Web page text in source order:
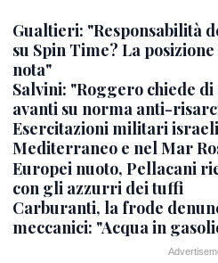
Gualtieri: "Responsabilità
su Spin Time? La
nota"
Salvini: "Roggero chiede
avanti su norma anti-
Esercitazioni militari
Mediterraneo e nel Mar
Europei nuoto, Pellacani
con gli azzurri dei tuffi
Carburanti, la frode
meccanici: "Acqua in